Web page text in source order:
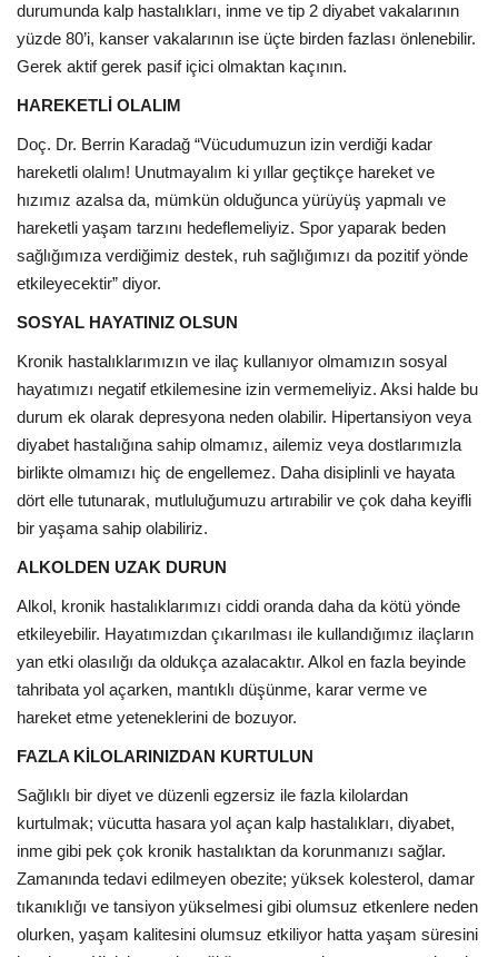
durumunda kalp hastalıkları, inme ve tip 2 diyabet vakalarının
yüzde 80’i, kanser vakalarının ise üçte birden fazlası önlenebilir.
Gerek aktif gerek pasif içici olmaktan kaçının.
HAREKETLİ OLALIM
Doç. Dr. Berrin Karadağ “Vücudumuzun izin verdiği kadar
hareketli olalım! Unutmayalım ki yıllar geçtikçe hareket ve
hızımız azalsa da, mümkün olduğunca yürüyüş yapmalı ve
hareketli yaşam tarzını hedeflemeliyiz. Spor yaparak beden
sağlığımıza verdiğimiz destek, ruh sağlığımızı da pozitif yönde
etkileyecektir” diyor.
SOSYAL HAYATINIZ OLSUN
Kronik hastalıklarımızın ve ilaç kullanıyor olmamızın sosyal
hayatımızı negatif etkilemesine izin vermemeliyiz. Aksi halde bu
durum ek olarak depresyona neden olabilir. Hipertansiyon veya
diyabet hastalığına sahip olmamız, ailemiz veya dostlarımızla
birlikte olmamızı hiç de engellemez. Daha disiplinli ve hayata
dört elle tutunarak, mutluluğumuzu artırabilir ve çok daha keyifli
bir yaşama sahip olabiliriz.
ALKOLDEN UZAK DURUN
Alkol, kronik hastalıklarımızı ciddi oranda daha da kötü yönde
etkileyebilir. Hayatımızdan çıkarılması ile kullandığımız ilaçların
yan etki olasılığı da oldukça azalacaktır. Alkol en fazla beyinde
tahribata yol açarken, mantıklı düşünme, karar verme ve
hareket etme yeteneklerini de bozuyor.
FAZLA KİLOLARINIZDAN KURTULUN
Sağlıklı bir diyet ve düzenli egzersiz ile fazla kilolardan
kurtulmak; vücutta hasara yol açan kalp hastalıkları, diyabet,
inme gibi pek çok kronik hastalıktan da korunmanızı sağlar.
Zamanında tedavi edilmeyen obezite; yüksek kolesterol, damar
tıkanıklığı ve tansiyon yükselmesi gibi olumsuz etkenlere neden
olurken, yaşam kalitesini olumsuz etkiliyor hatta yaşam süresini